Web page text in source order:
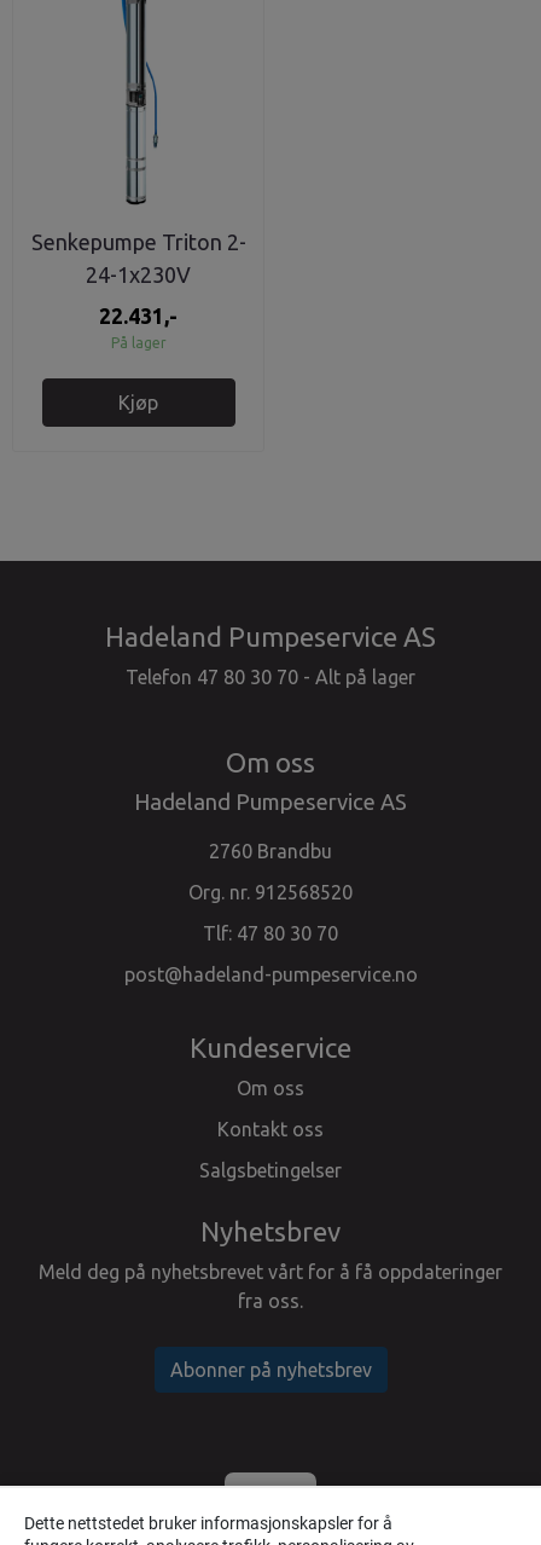
Senkepumpe Triton 2-
24-1x230V
22.431,-
På lager
Kjøp
Hadeland Pumpeservice AS
Telefon 47 80 30 70 - Alt på lager
Om oss
Hadeland Pumpeservice AS
2760 Brandbu
Org. nr. 912568520
Tlf: 47 80 30 70
post@hadeland-pumpeservice.no
Kundeservice
Om oss
Kontakt oss
Salgsbetingelser
Nyhetsbrev
Meld deg på nyhetsbrevet vårt for å få oppdateringer
fra oss.
Abonner på nyhetsbrev
Dette nettstedet bruker informasjonskapsler for å